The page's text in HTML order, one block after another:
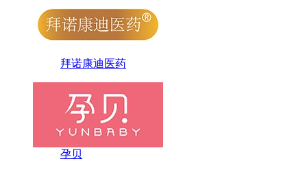
拜诺康迪医药
孕贝